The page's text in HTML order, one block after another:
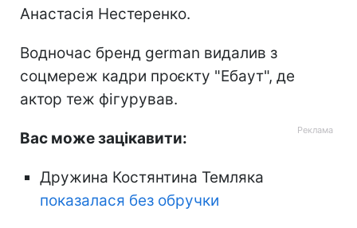
Анастасія Нестеренко.
Водночас бренд german видалив з
соцмереж кадри проєкту "Ебаут", де
актор теж фігурував.
Вас може зацікавити:
Дружина Костянтина Темляка
показалася без обручки